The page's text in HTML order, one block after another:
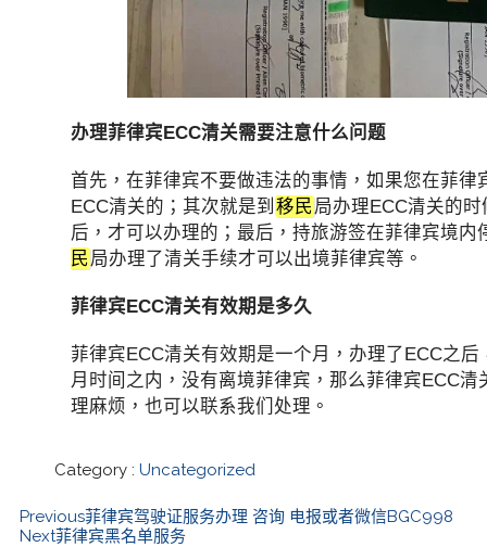
办理菲律宾ECC清关需要注意什么问题
首先，在菲律宾不要做违法的事情，如果您在菲
ECC清关的；其次就是到 移民 局办理ECC清关的
后，才可以办理的；最后，持旅游签在菲律宾境
民 局办理了清关手续才可以出境菲律宾等。
菲律宾ECC清关有效期是多久
菲律宾ECC清关有效期是一个月，办理了ECC之
月时间之内，没有离境菲律宾，那么菲律宾ECC
理麻烦，也可以联系我们处理。
Category : Uncategorized
Previous菲律宾驾驶证服务办理 咨询 电报或者微信BGC998
Next菲律宾黑名单服务